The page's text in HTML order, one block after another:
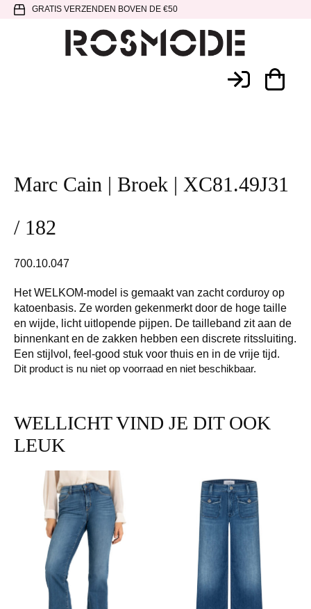
Spring
hoofdnavigatie
Door
SpringGRATIS VERZENDEN BOVEN DE €50
Marc Cain | Broek | XC81.49J31
/ 182
700.10.047
Het WELKOM-model is gemaakt van zacht corduroy op
katoenbasis. Ze worden gekenmerkt door de hoge taille
en wijde, licht uitlopende pijpen. De tailleband zit aan de
binnenkant en de zakken hebben een discrete ritssluiting.
Een stijlvol, feel-good stuk voor thuis en in de vrije tijd.
Dit product is nu niet op voorraad en niet beschikbaar.
WELLICHT VIND JE DIT OOK
LEUK